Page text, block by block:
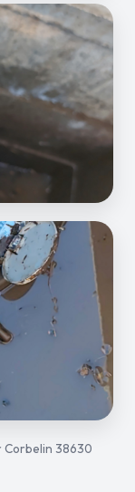
Corbelin 38630